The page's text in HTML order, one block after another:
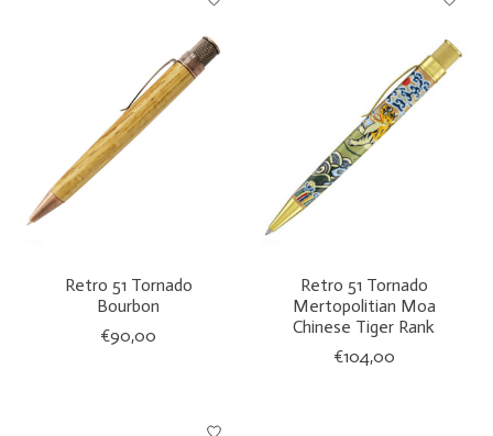
Retro 51 Tornado
Bourbon
€90,00
Retro 51 Tornado
Mertopolitian Moa
Chinese Tiger Rank
€104,00